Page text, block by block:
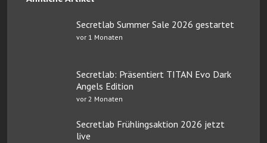
Secretlab Summer Sale 2026 gestartet
vor 1 Monaten
Secretlab: Präsentiert TITAN Evo Dark
Angels Edition
vor 2 Monaten
Secretlab Frühlingsaktion 2026 jetzt
live